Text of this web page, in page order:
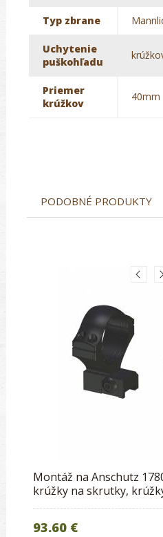
Typ zbrane
Uchytenie
puškohľadu
Priemer
krúžkov
40mm
PODOBNÉ PRODUKTY
Montáž na Anschutz
krúžky na skrutky,
93.60 €